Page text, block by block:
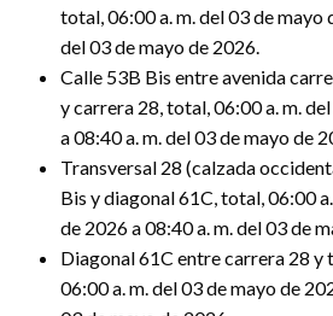
total, 06:00 a. m. del 03 de mayo
del 03 de mayo de 2026.
Calle 53B Bis entre avenida
y carrera 28, total, 06:00 a. m.
a 08:40 a. m. del 03 de mayo de
Transversal 28 (calzada
Bis y diagonal 61C, total, 06:00
de 2026 a 08:40 a. m. del 03 de
Diagonal 61C entre carrera 28 y
06:00 a. m. del 03 de mayo de